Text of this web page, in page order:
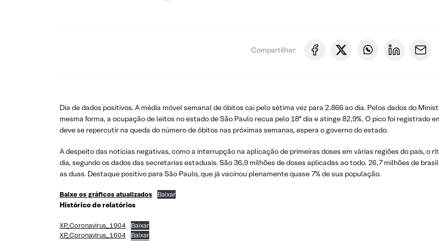
Compartilhar:
Dia de dados positivos. A média móvel semanal de óbitos cai pelo sétima vez para 2.866 ao dia. Pelos dados do
mesma forma, a ocupação de leitos no estado de São Paulo recua pelo 18º dia e atinge 82,9%. O pico foi registrado
deve se repercutir na queda do número de óbitos nas próximas semanas, espera o governo do estado.
A despeito das notícias negativas, como a interrupção na aplicação de primeiras doses em várias regiões do país, o
dia, segundo os dados das secretarias estaduais. São 36,9 milhões de doses aplicadas ao todo. 26,7 milhões de
as duas. Destaque positivo para São Paulo, que já vacinou plenamente quase 7% de sua população.
Baixe os gráficos atualizados Baixar
Histórico de relatórios
XP_Coronavirus_1904
Baixar
XP_Coronavirus_1604
Baixar